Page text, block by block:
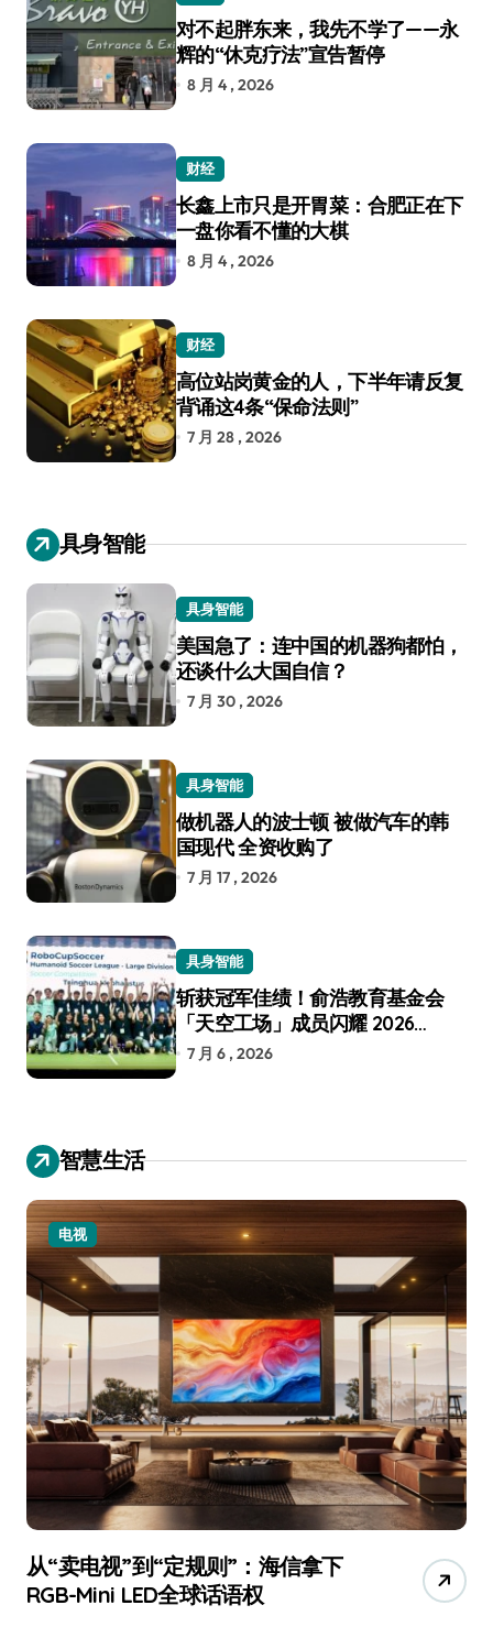
对不起胖东来，我先不学了——永
辉的“休克疗法”宣告暂停
8 月 4 , 2026
财经
长鑫上市只是开胃菜：合肥正在下
一盘你看不懂的大棋
8 月 4 , 2026
财经
高位站岗黄金的人，下半年请反复
背诵这4条“保命法则”
7 月 28 , 2026
具身智能
具身智能
美国急了：连中国的机器狗都怕，
还谈什么大国自信？
7 月 30 , 2026
具身智能
做机器人的波士顿 被做汽车的韩
国现代 全资收购了
7 月 17 , 2026
具身智能
斩获冠军佳绩！俞浩教育基金会
「天空工场」成员闪耀 2026
RoboCup 机器人世界杯
7 月 6 , 2026
智慧生活
电视
从“卖电视”到“定规则”：海信拿下
RGB-Mini LED全球话语权